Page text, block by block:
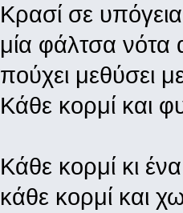
Κρασί σε
μία φάλτσα νότα
πούχει μεθύσει
Κάθε κορμί και
Κάθε κορμί κι
κάθε κορμί και